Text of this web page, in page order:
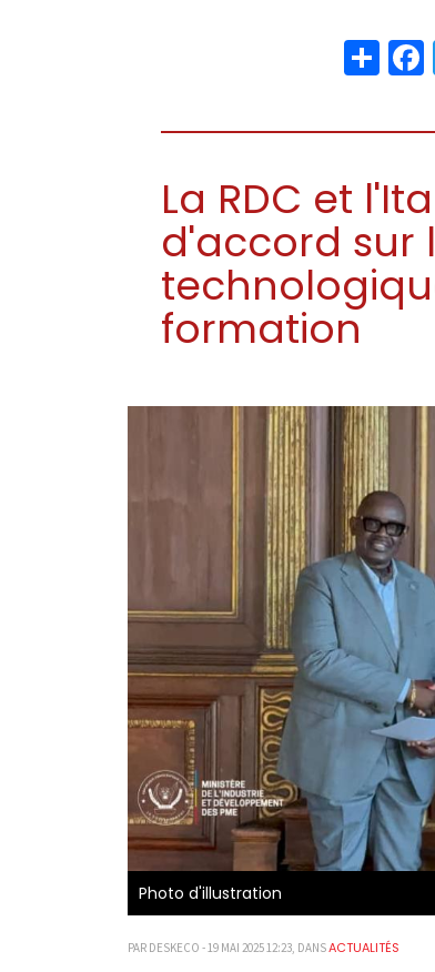
La RDC et
d'accord sur
formation
Photo d'illustration
PAR DESKECO - 19 MAI 2025 12:23, DANSACTUALITÉS